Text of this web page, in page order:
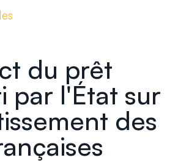
du prêt
par l'État sur
des